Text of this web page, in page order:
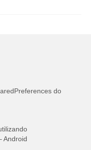
do
Android